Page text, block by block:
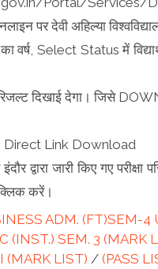
पर देवी अहिल्या
वर्ष, Select Status में
दिखाई देगा। जिसे
Direct Link Download
द्वारा जारी किए गए
करें।
ADM. (FT)SEM-4
(INST.) SEM. 3 (MARK
(MARK LIST) / (PASS